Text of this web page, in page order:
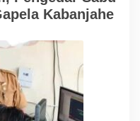
Kabanjahe